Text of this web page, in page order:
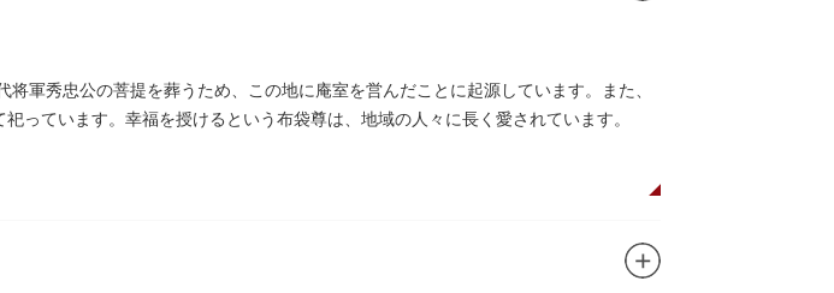
軍秀忠公の菩提を葬うため、この地に庵室を営んだことに起源しています。また、
っています。幸福を授けるという布袋尊は、地域の人々に長く愛されています。